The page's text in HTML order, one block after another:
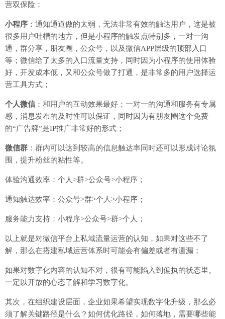
营双保险；
小程序 ：通知通道做的太弱，无法非常有效的触达用户，这是被
很多用户吐槽的地方，但是小程序的触发点特别多，一对一沟
通，群分享，朋友圈，公众号，以及微信APP层级的顶部入口
等；微信给了太多的入口流量支持，同时因为小程序的使用体验
好，开发成本低，又和公众号做了打通，是非常多的用户选择运
营工具方式；
个人微信：和用户的互动效果最好；一对一的沟通和服务有专属
感，消息发布的及时性可以保证，同时因为有朋友圈这个免费
的“广告牌”是IP推广非常好的形式；
微信群 ：群内可以达到较高的信息触达率同时还可以形成讨论氛
围，提升粉丝的粘性等。
体验沟通效率：个人>群>公众号>小程序；
通知触达效率：公众号>群>个人>小程序；
服务能力支持：小程序>公众号>群>个人；
以上就是对微信平台上私域流量运营的认知，如果对这些不了
解，那么在搭建私域运营体系时可能会有偏差或者有遗漏；
如果对数字化内容的认知不对，很有可能陷入到偏执的状态里。
一定以开放的心态了解和学习数字化。
其次，在组织建设层面，企业如果希望实现数字化升级，那么必
须了解关键路径是什么？如何优化路径，如何落地，需要哪些能